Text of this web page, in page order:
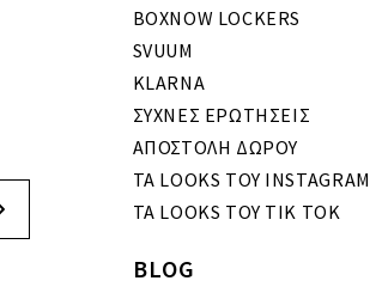
BOXNOW LOCKERS
SVUUM
KLARNA
ΣΥΧΝΕΣ ΕΡΩΤΗΣΕΙΣ
ΑΠΟΣΤΟΛΗ ΔΩΡΟΥ
ΤΑ LOOKS ΤΟΥ INSTAGRAM
ΤΑ LOOKS ΤΟΥ TIK TOK
BLOG